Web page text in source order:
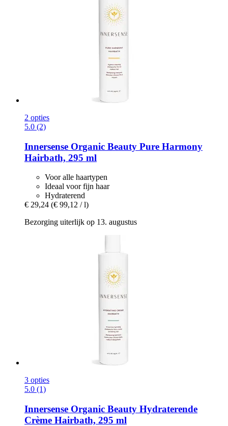
2 opties
5.0 (2)
Innersense Organic Beauty Pure Harmony
Hairbath, 295 ml
Voor alle haartypen
Ideaal voor fijn haar
Hydraterend
€ 29,24 (€ 99,12 / l)
Bezorging uiterlijk op 13. augustus
3 opties
5.0 (1)
Innersense Organic Beauty Hydraterende
Crème Hairbath, 295 ml